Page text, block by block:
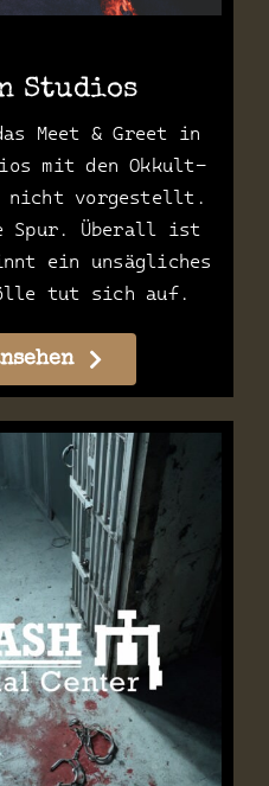
Studios
Meet & Greet in
mit den Okkult-
nicht vorgestellt.
Spur. Überall ist
ein unsägliches
tut sich auf.